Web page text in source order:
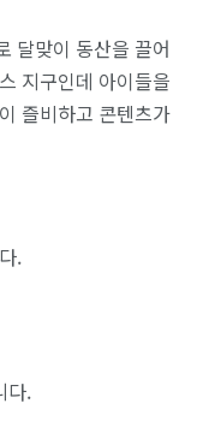
달맞이 동산을 끌어
지구인데 아이들을
즐비하고 콘텐츠가
.
다.